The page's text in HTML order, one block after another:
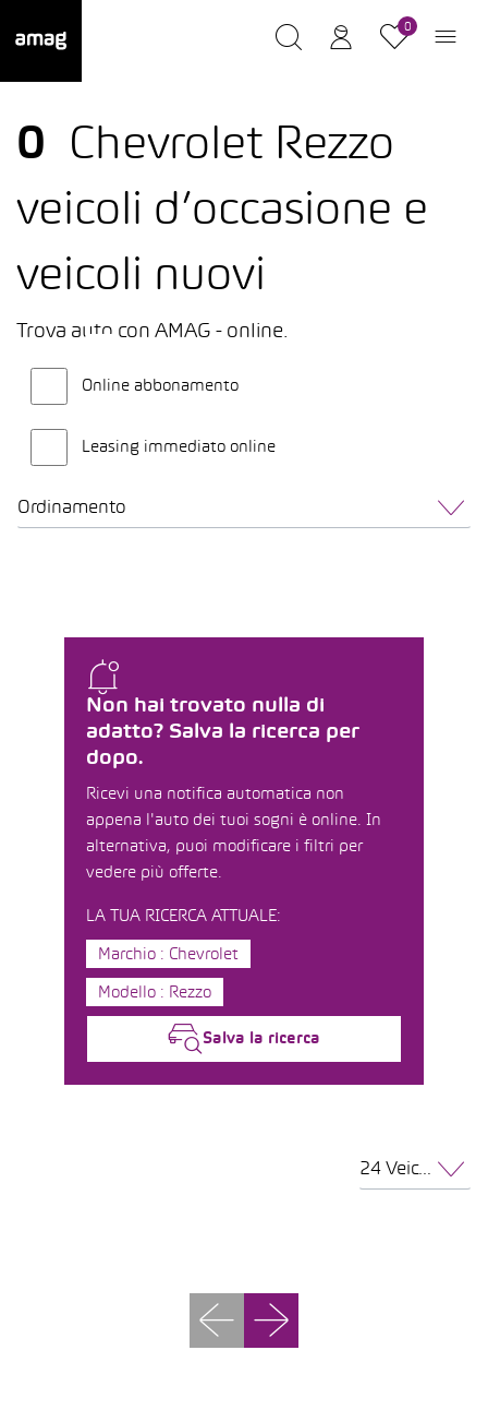
0
0
Chevrolet Rezzo
veicoli d’occasione e
veicoli nuovi
Trova auto con AMAG - online.
Online abbonamento
Leasing immediato online
Ordinamento
Non hai trovato nulla di
adatto? Salva la ricerca per
dopo.
Ricevi una notifica automatica non
appena l'auto dei tuoi sogni è online. In
alternativa, puoi modificare i filtri per
vedere più offerte.
LA TUA RICERCA ATTUALE:
Marchio : Chevrolet
Modello : Rezzo
Salva la ricerca
24 Veicoli per pagina